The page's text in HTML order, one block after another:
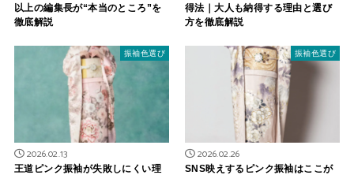
以上の編集長が“本当のところ”を
徹底解説
得法｜大人も納得する理由と選び
方を徹底解説
振袖色選び
2026.02.13
王道ピンク振袖が失敗しにくい理
振袖色選び
2026.02.26
SNS映えするピンク振袖はここが